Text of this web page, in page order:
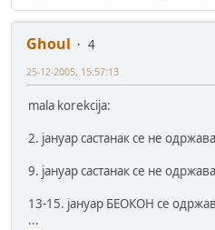
Ghoul
4
25-12-2005, 15:57:13
mala korekcija:
2. јануар састанак се не
9. јануар састанак се не
13-15. јануар БЕОКОН се
...